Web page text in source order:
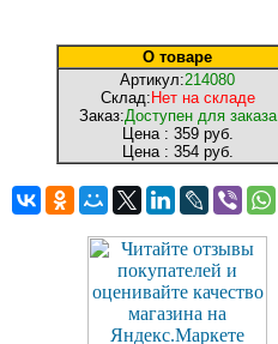
О товаре
Артикул:214080
Склад: Нет на складе
Заказ:Доступен для заказа
Цена : 359 руб.
Цена : 354 руб.